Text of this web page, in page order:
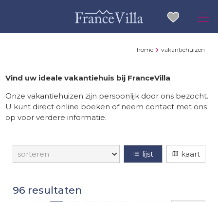
home vakantiehuizen
Vind uw ideale vakantiehuis bij FranceVilla
Onze vakantiehuizen zijn persoonlijk door ons bezocht.
U kunt direct online boeken of neem contact met ons
op voor verdere informatie.
resultaten
lijst kaart